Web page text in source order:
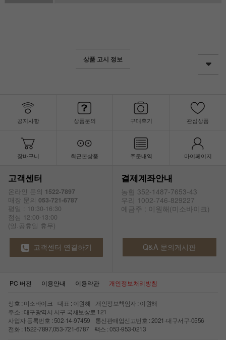
상품 고시 정보
공지사항 상품문의 구매후기 관심상품
장바구니 최근본상품 주문내역 마이페이지
고객센터
온라인 문의 1522-7897
매장 문의 053-721-6787
평일 : 10:30-16:30
점심 12:00-13:00
(일.공휴일 휴무)
결제계좌안내
농협 352-1487-7653-43
우리 1002-746-829227
예금주 : 이원해(미소바이크)
고객센터 연결하기 Q&A 문의게시판
PC 버전 이용안내 이용약관 개인정보처리방침
상호 : 미소바이크 대표 : 이원해 개인정보책임자 : 이원해
주소 : 대구광역시 서구 국채보상로 121
사업자 등록번호 : 502-14-97459 통신판매업신고번호 : 2021-대구서구-0556
전화 : 1522-7897,053-721-6787 팩스 : 053-953-0213